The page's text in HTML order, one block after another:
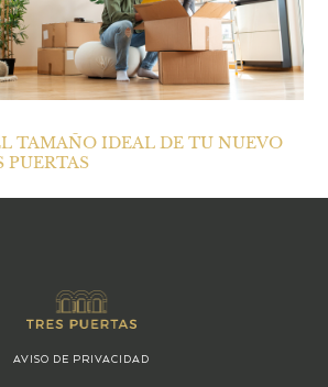
TAMAÑO IDEAL DE TU NUEVO
PUERTAS
AVISO DE PRIVACIDAD